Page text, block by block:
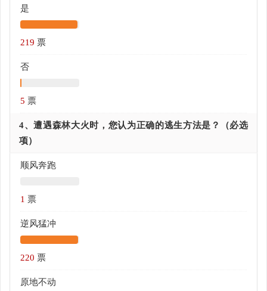
是
219 票
否
5 票
4、遭遇森林大火时，您认为正确的逃生方法是？（必选
项）
顺风奔跑
1 票
逆风猛冲
220 票
原地不动